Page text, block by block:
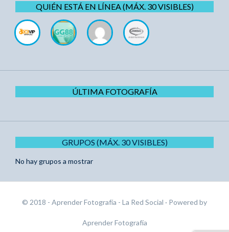
QUIÉN ESTÁ EN LÍNEA (MÁX. 30 VISIBLES)
ÚLTIMA FOTOGRAFÍA
GRUPOS (MÁX. 30 VISIBLES)
No hay grupos a mostrar
© 2018 - Aprender Fotografía - La Red Social · Powered by
Aprender Fotografía